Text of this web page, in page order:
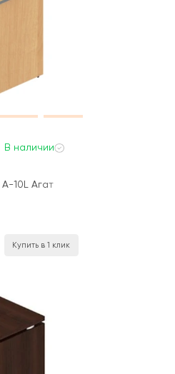
В наличии
10L Агат
Купить в 1 клик